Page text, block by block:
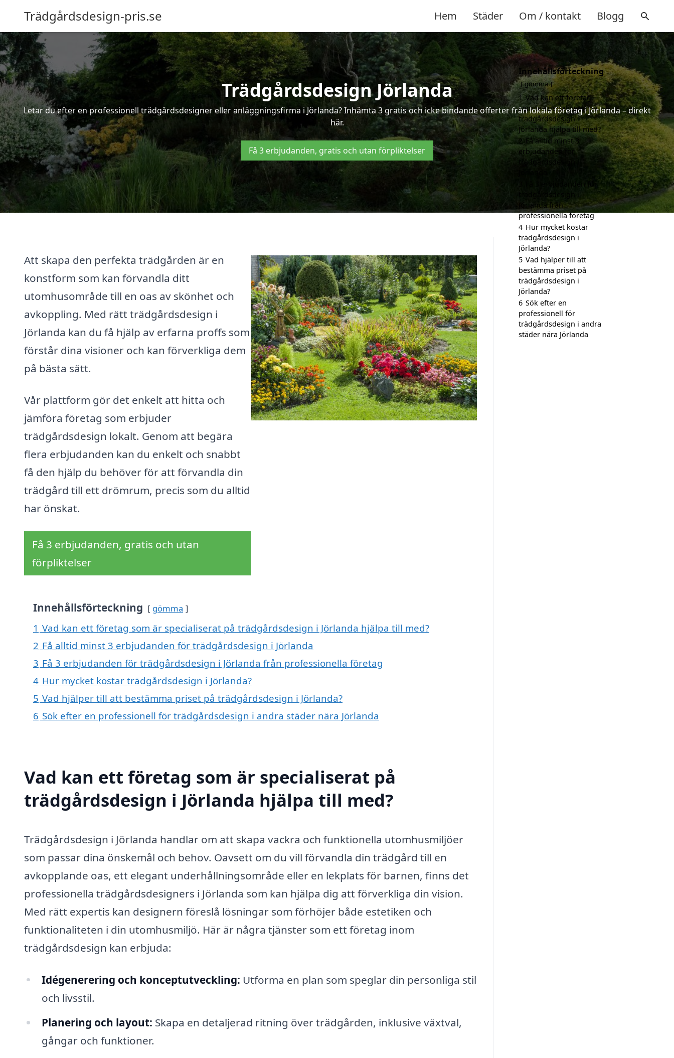
Trädgårdsdesign-pris.se Hem Städer Om / kontakt Blogg
Trädgårdsdesign Jörlanda
Letar du efter en professionell trädgårdsdesigner eller anläggningsfirma i Jörlanda? Inhämta 3 gratis och icke bindande offerter från lokala företag i Jörlanda – direkt
här.
Få 3 erbjudanden, gratis och utan förpliktelser
Att skapa den perfekta trädgården är en
konstform som kan förvandla ditt
utomhusområde till en oas av skönhet och
avkoppling. Med rätt trädgårdsdesign i
Jörlanda kan du få hjälp av erfarna proffs som
förstår dina visioner och kan förverkliga dem
på bästa sätt.
Vår plattform gör det enkelt att hitta och
jämföra företag som erbjuder
trädgårdsdesign lokalt. Genom att begära
flera erbjudanden kan du enkelt och snabbt
få den hjälp du behöver för att förvandla din
trädgård till ett drömrum, precis som du alltid
har önskat.
Få 3 erbjudanden, gratis och utan
förpliktelser
Innehållsförteckning gömma
1 Vad kan ett företag som är specialiserat på trädgårdsdesign i Jörlanda hjälpa till med?
2 Få alltid minst 3 erbjudanden för trädgårdsdesign i Jörlanda
3 Få 3 erbjudanden för trädgårdsdesign i Jörlanda från professionella företag
4 Hur mycket kostar trädgårdsdesign i Jörlanda?
5 Vad hjälper till att bestämma priset på trädgårdsdesign i Jörlanda?
6 Sök efter en professionell för trädgårdsdesign i andra städer nära Jörlanda
Vad kan ett företag som är specialiserat på
trädgårdsdesign i Jörlanda hjälpa till med?
Trädgårdsdesign i Jörlanda handlar om att skapa vackra och funktionella utomhusmiljöer
som passar dina önskemål och behov. Oavsett om du vill förvandla din trädgård till en
avkopplande oas, ett elegant underhållningsområde eller en lekplats för barnen, finns det
professionella trädgårdsdesigners i Jörlanda som kan hjälpa dig att förverkliga din vision.
Med rätt expertis kan designern föreslå lösningar som förhöjer både estetiken och
funktionaliteten i din utomhusmiljö. Här är några tjänster som ett företag inom
trädgårdsdesign kan erbjuda:
Idégenerering och konceptutveckling: Utforma en plan som speglar din personliga stil
och livsstil.
Planering och layout: Skapa en detaljerad ritning över trädgården, inklusive växtval,
gångar och funktioner.
Innehållsförteckning
gömma
1 Vad kan ett företag
som är specialiserat på
trädgårdsdesign i
Jörlanda hjälpa till med?
2 Få alltid minst 3
erbjudanden för
trädgårdsdesign i
Få 3 erbjudanden för
trädgårdsdesign i
Jörlanda från
professionella företag
4 Hur mycket kostar
trädgårdsdesign i
Jörlanda?
5 Vad hjälper till att
bestämma priset på
trädgårdsdesign i
Jörlanda?
6 Sök efter en
professionell för
trädgårdsdesign i andra
städer nära Jörlanda